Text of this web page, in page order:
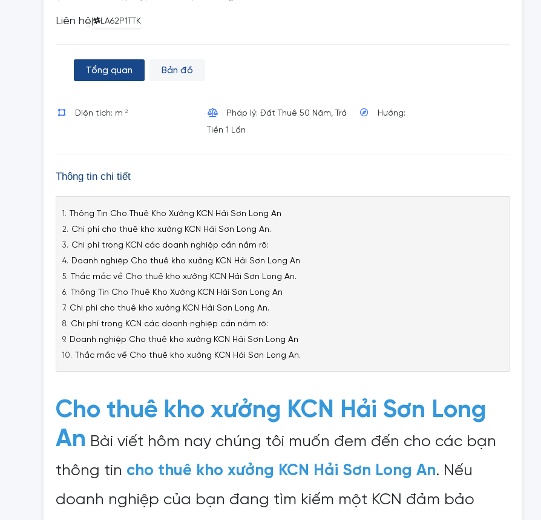
Liên hệ LA62P1TTK
Tổng quan Bản đồ
Diện tích: m 2
Pháp lý: Đất Thuê 50 Năm, Trả
Tiền 1 Lần
Hướng:
Thông tin chi tiết
Thông Tin Cho Thuê Kho Xưởng KCN Hải Sơn Long An
Chi phí cho thuê kho xưởng KCN Hải Sơn Long An.
Chi phí trong KCN các doanh nghiệp cần nắm rõ:
Doanh nghiệp Cho thuê kho xưởng KCN Hải Sơn Long An
Thắc mắc về Cho thuê kho xưởng KCN Hải Sơn Long An.
Thông Tin Cho Thuê Kho Xưởng KCN Hải Sơn Long An
Chi phí cho thuê kho xưởng KCN Hải Sơn Long An.
Chi phí trong KCN các doanh nghiệp cần nắm rõ:
Doanh nghiệp Cho thuê kho xưởng KCN Hải Sơn Long An
Thắc mắc về Cho thuê kho xưởng KCN Hải Sơn Long An.
Cho thuê kho xưởng KCN Hải Sơn Long
An Bài viết hôm nay chúng tôi muốn đem đến cho các bạn
thông tin cho thuê kho xưởng KCN Hải Sơn Long An. Nếu
doanh nghiệp của bạn đang tìm kiếm một KCN đảm bảo